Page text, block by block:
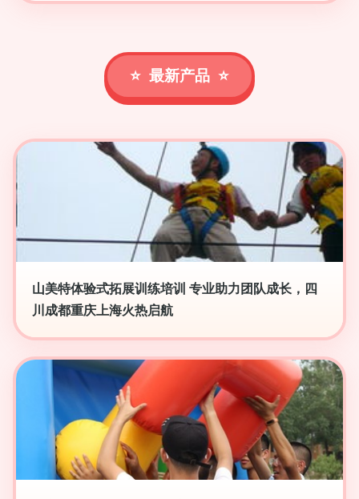
最新产品
山美特体验式拓展训练培训 专业助力团队成长，四
川成都重庆上海火热启航